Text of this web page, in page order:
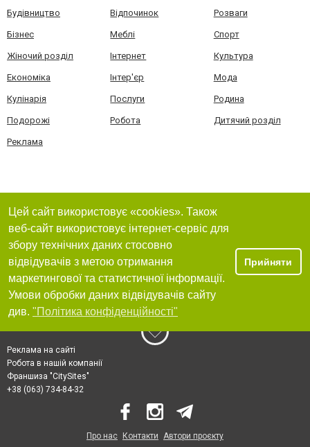
Будівництво Відпочинок Розваги
Бізнес Меблі Спорт
Жіночий розділ Інтернет Культура
Економіка Інтер'єр Мода
Кулінарія Послуги Родина
Подорожі Робота Дитячий розділ
Реклама
Цей сайт використовує «cookies». Також
веб-сайт використовує інтернет-сервіс для
збору технічних даних стосовно
відвідувачів з метою отримання
маркетингової та статистичної інформації.
Умови обробки даних відвідувачів сайту
див. "Політика конфіденційності"
Прийняти
Реклама на сайті
Робота в нашій компанії
Франшиза "CitySites"
+38 (063) 734-84-32
Про нас Контакти Автори проєкту